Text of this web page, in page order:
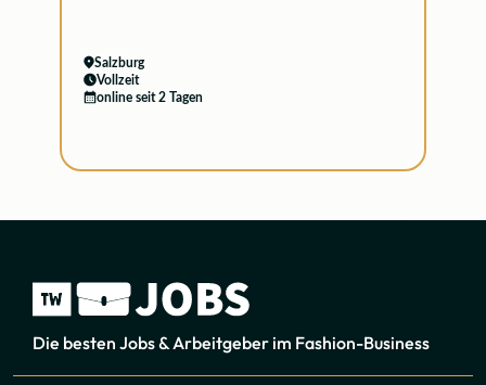
Salzburg
Vollzeit
online seit 2 Tagen
Die besten Jobs & Arbeitgeber im Fashion-Business